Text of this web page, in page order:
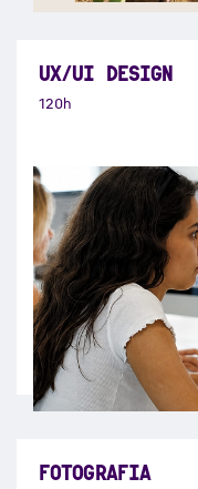
UX/UI DESIGN
120h
FOTOGRAFIA